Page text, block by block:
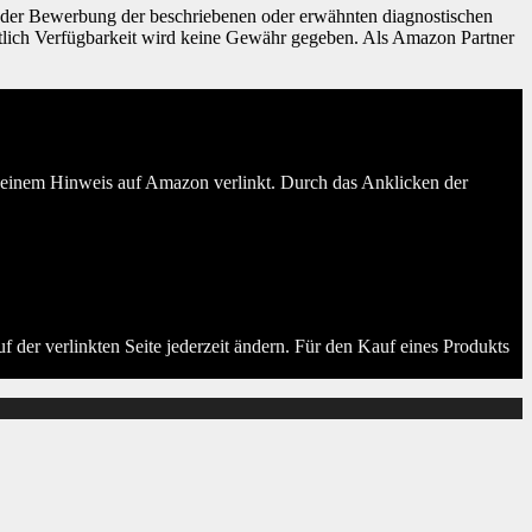
Bewerbung der beschriebenen oder erwähnten diagnostischen
Verfügbarkeit wird keine Gewähr gegeben. Als Amazon Partner
Hinweis auf Amazon verlinkt. Durch das Anklicken der
der verlinkten Seite jederzeit ändern. Für den Kauf eines Produkts